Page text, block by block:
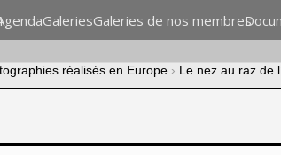
GaleriesGaleries de nos membres
réalisés en Europe › Le nez au raz de